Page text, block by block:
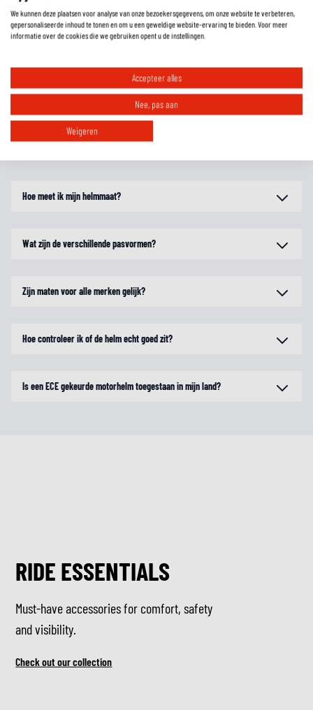
EXTRA INFORMATIE
REVIEWS
Hoe meet ik mijn helmmaat?
Wat zijn de verschillende pasvormen?
Zijn maten voor alle merken gelijk?
Hoe controleer ik of de helm echt goed zit?
Is een ECE gekeurde motorhelm toegestaan in mijn land?
RIDE ESSENTIALS
Must-have accessories for comfort, safety
and visibility.
Check out our collection
We kunnen deze plaatsen voor analyse van onze bezoekersgegevens, om onze website te verbeteren,
gepersonaliseerde inhoud te tonen en om u een geweldige website-ervaring te bieden. Voor meer
informatie over de cookies die we gebruiken opent u de instellingen.
Accepteer alles
Nee, pas aan
Weigeren